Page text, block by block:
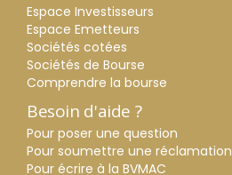
Espace Investisseurs
Espace Emetteurs
Sociétés cotées
Sociétés de Bourse
Comprendre la bourse
Besoin d'aide ?
Pour poser une question
Pour soumettre une réclamation
Pour écrire à la BVMAC